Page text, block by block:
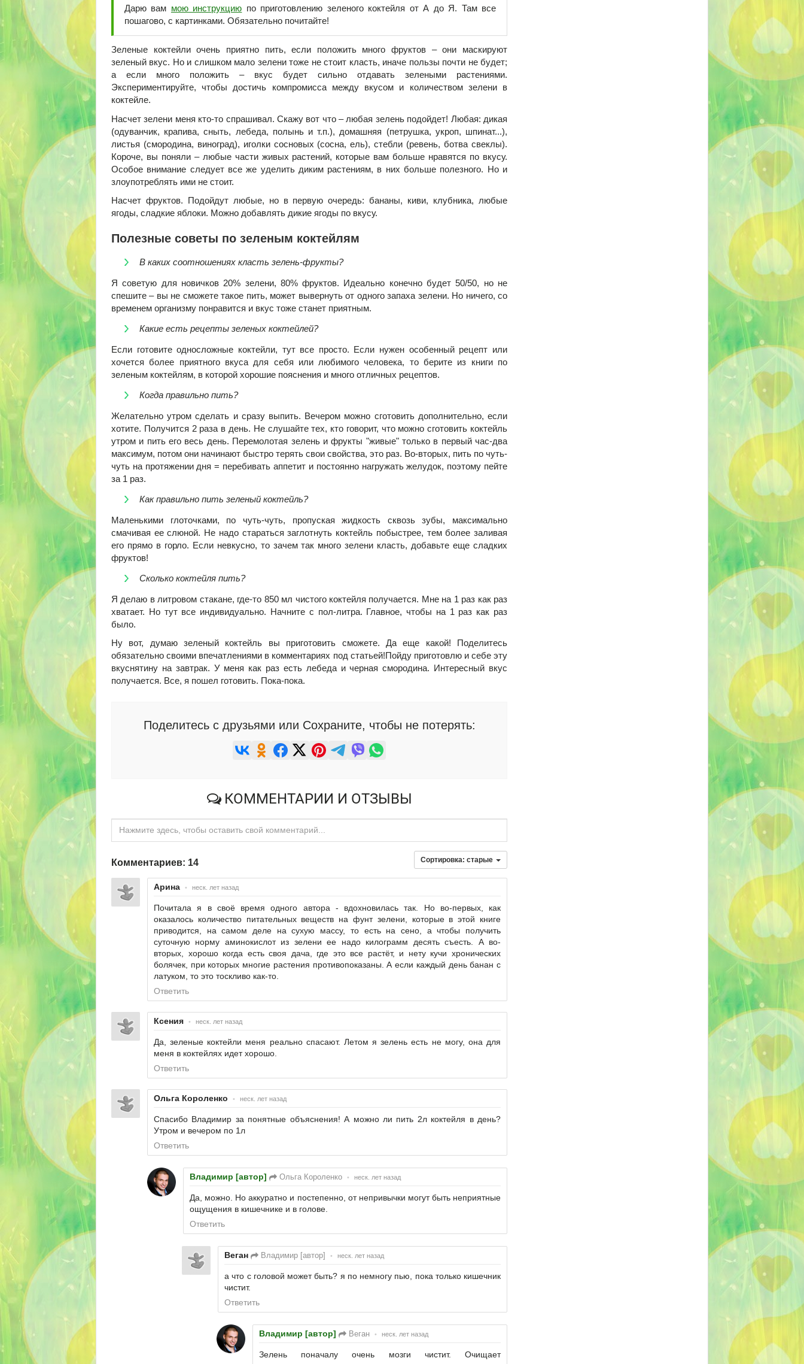
Дарю вам мою инструкцию по приготовлению зеленого коктейля от А до Я. Там все
пошагово, с картинками. Обязательно почитайте!
Зеленые коктейли очень приятно пить, если положить много фруктов – они маскируют
зеленый вкус. Но и слишком мало зелени тоже не стоит класть, иначе пользы почти не будет;
а если много положить – вкус будет сильно отдавать зелеными растениями.
Экспериментируйте, чтобы достичь компромисса между вкусом и количеством зелени в
коктейле.
Насчет зелени меня кто-то спрашивал. Скажу вот что – любая зелень подойдет! Любая: дикая
(одуванчик, крапива, сныть, лебеда, полынь и т.п.), домашняя (петрушка, укроп, шпинат...),
листья (смородина, виноград), иголки сосновых (сосна, ель), стебли (ревень, ботва свеклы).
Короче, вы поняли – любые части живых растений, которые вам больше нравятся по вкусу.
Особое внимание следует все же уделить диким растениям, в них больше полезного. Но и
злоупотреблять ими не стоит.
Насчет фруктов. Подойдут любые, но в первую очередь: бананы, киви, клубника, любые
ягоды, сладкие яблоки. Можно добавлять дикие ягоды по вкусу.
Полезные советы по зеленым коктейлям
В каких соотношениях класть зелень-фрукты?
Я советую для новичков 20% зелени, 80% фруктов. Идеально конечно будет 50/50, но не
спешите – вы не сможете такое пить, может вывернуть от одного запаха зелени. Но ничего, со
временем организму понравится и вкус тоже станет приятным.
Какие есть рецепты зеленых коктейлей?
Если готовите односложные коктейли, тут все просто. Если нужен особенный рецепт или
хочется более приятного вкуса для себя или любимого человека, то берите из книги по
зеленым коктейлям, в которой хорошие пояснения и много отличных рецептов.
Когда правильно пить?
Желательно утром сделать и сразу выпить. Вечером можно сготовить дополнительно, если
хотите. Получится 2 раза в день. Не слушайте тех, кто говорит, что можно сготовить коктейль
утром и пить его весь день. Перемолотая зелень и фрукты "живые" только в первый час-два
максимум, потом они начинают быстро терять свои свойства, это раз. Во-вторых, пить по чуть-
чуть на протяжении дня = перебивать аппетит и постоянно нагружать желудок, поэтому пейте
за 1 раз.
Как правильно пить зеленый коктейль?
Маленькими глоточками, по чуть-чуть, пропуская жидкость сквозь зубы, максимально
смачивая ее слюной. Не надо стараться заглотнуть коктейль побыстрее, тем более заливая
его прямо в горло. Если невкусно, то зачем так много зелени класть, добавьте еще сладких
фруктов!
Сколько коктейля пить?
Я делаю в литровом стакане, где-то 850 мл чистого коктейля получается. Мне на 1 раз как раз
хватает. Но тут все индивидуально. Начните с пол-литра. Главное, чтобы на 1 раз как раз
было.
Ну вот, думаю зеленый коктейль вы приготовить сможете. Да еще какой! Поделитесь
обязательно своими впечатлениями в комментариях под статьей!Пойду приготовлю и себе эту
вкуснятину на завтрак. У меня как раз есть лебеда и черная смородина. Интересный вкус
получается. Все, я пошел готовить. Пока-пока.
Поделитесь с друзьями или Сохраните, чтобы не потерять:
КОММЕНТАРИИ И ОТЗЫВЫ
Нажмите здесь, чтобы оставить свой комментарий...
Комментариев: 14 Сортировка: старые
Арина • неск. лет назад
Почитала я в своё время одного автора - вдохновилась так. Но во-первых, как
оказалось количество питательных веществ на фунт зелени, которые в этой книге
приводится, на самом деле на сухую массу, то есть на сено, а чтобы получить
суточную норму аминокислот из зелени ее надо килограмм десять съесть. А во-
вторых, хорошо когда есть своя дача, где это все растёт, и нету кучи хронических
болячек, при которых многие растения противопоказаны. А если каждый день банан с
латуком, то это тоскливо как-то.
Ответить
Ксения • неск. лет назад
Да, зеленые коктейли меня реально спасают. Летом я зелень есть не могу, она для
меня в коктейлях идет хорошо.
Ответить
Ольга Короленко • неск. лет назад
Спасибо Владимир за понятные объяснения! А можно ли пить 2л коктейля в день?
Утром и вечером по 1л
Ответить
Владимир [автор] Ольга Короленко • неск. лет назад
Да, можно. Но аккуратно и постепенно, от непривычки могут быть неприятные
ощущения в кишечнике и в голове.
Ответить
Веган Владимир [автор] • неск. лет назад
а что с головой может быть? я по немногу пью, пока только кишечник
чистит.
Ответить
Владимир [автор] Веган • неск. лет назад
Зелень поначалу очень мозги чистит. Очищает